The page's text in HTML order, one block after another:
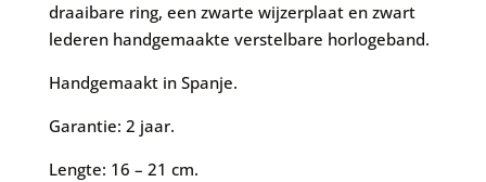
draaibare ring, een zwarte wijzerplaat en zwart
lederen handgemaakte verstelbare horlogeband.
Handgemaakt in Spanje.
Garantie: 2 jaar.
Lengte: 16 – 21 cm.